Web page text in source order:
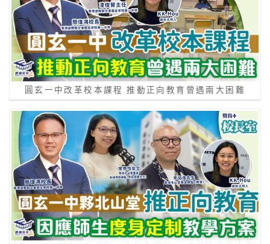
圓玄一中改革校本課程 推動正向教育曾遇兩大困難